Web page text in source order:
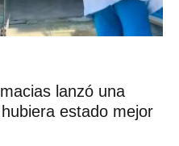
lanzó una
estado mejor